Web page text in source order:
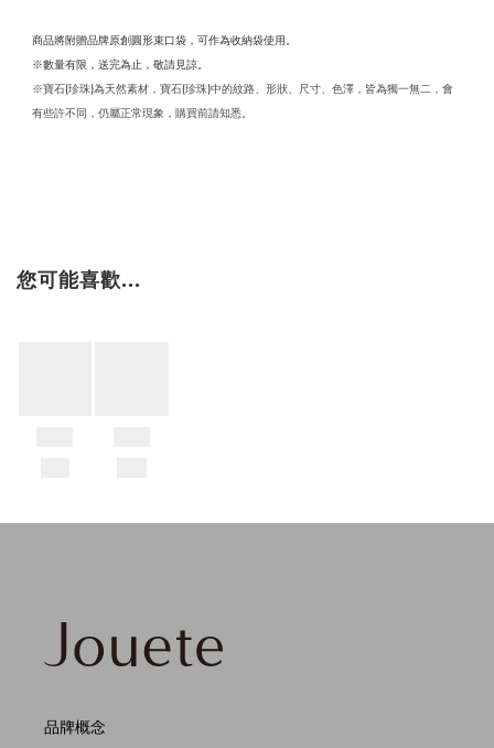
商品將附贈品牌原創圓形束口袋，可作為收納袋使用。
※數量有限，送完為止，敬請見諒。
※寶石(珍珠)為天然素材，寶石(珍珠)中的紋路、形狀、尺寸、色澤，皆為獨一無二，會
有些許不同，仍屬正常現象，購買前請知悉。
您可能喜歡...
品牌概念